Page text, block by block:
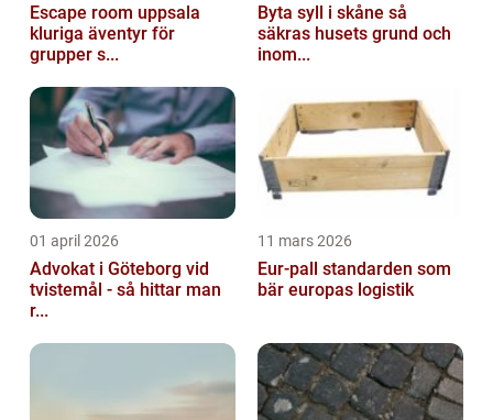
Escape room uppsala
kluriga äventyr för
grupper s...
Byta syll i skåne så
säkras husets grund och
inom...
01 april 2026
Advokat i Göteborg vid
tvistemål - så hittar man
r...
11 mars 2026
Eur-pall standarden som
bär europas logistik